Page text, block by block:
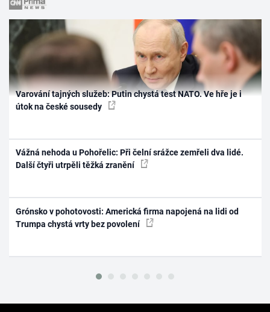
Varování tajných služeb: Putin chystá test NATO. Ve hře je i
útok na české sousedy
Vážná nehoda u Pohořelic: Při čelní srážce zemřeli dva lidé.
Další čtyři utrpěli těžká zranění
Grónsko v pohotovosti: Americká firma napojená na lidi od
Trumpa chystá vrty bez povolení